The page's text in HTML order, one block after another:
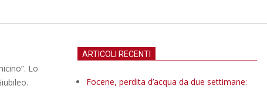
Lo
ARTICOLI RECENTI
Focene, perdita d’acqua da due settimane: